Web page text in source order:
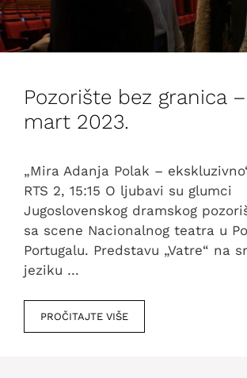
Pozorište bez granica
mart 2023.
„Mira Adanja Polak –
RTS 2, 15:15 O ljubavi su glumci
Jugoslovenskog dramskog
sa scene Nacionalnog teatra u
Portugalu. Predstavu „Vatre“ na
jeziku …
PROČITAJTE VIŠE